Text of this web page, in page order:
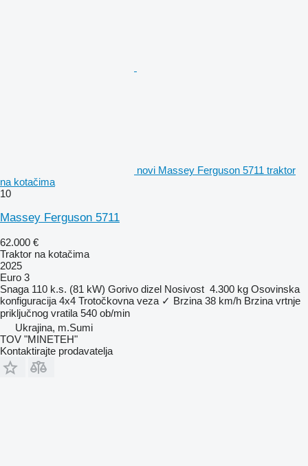
novi Massey Ferguson 5711 traktor
na kotačima
10
Massey Ferguson 5711
62.000 €
Traktor na kotačima
2025
Euro 3
Snaga 110 k.s. (81 kW) Gorivo dizel Nosivost 4.300 kg Osovinska
konfiguracija 4x4 Trotočkovna veza ✓ Brzina 38 km/h Brzina vrtnje
priključnog vratila 540 ob/min
Ukrajina, m.Sumi
TOV "MINETEH"
Kontaktirajte prodavatelja